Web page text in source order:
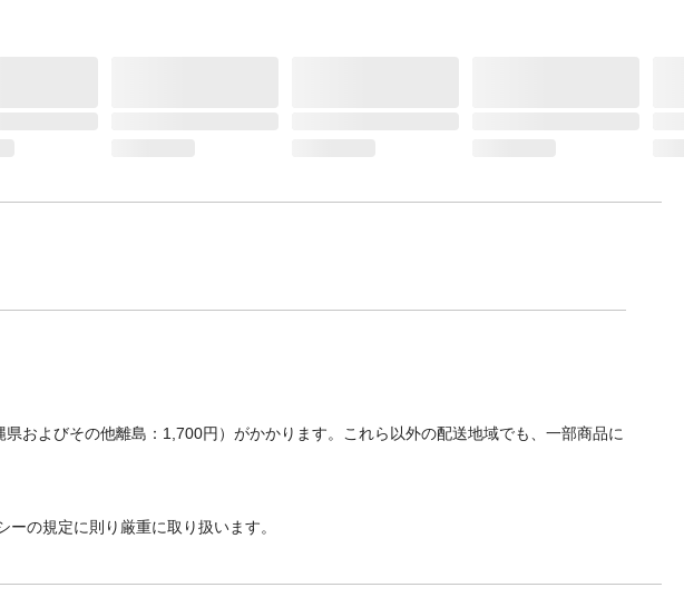
およびその他離島：1,700円）がかかります。これら以外の配送地域でも、一部商品に
の規定に則り厳重に取り扱います。